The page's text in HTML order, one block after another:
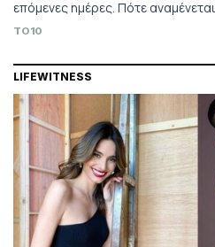
επόμενες ημέρες. Πότε
TO10
LIFEWITNESS